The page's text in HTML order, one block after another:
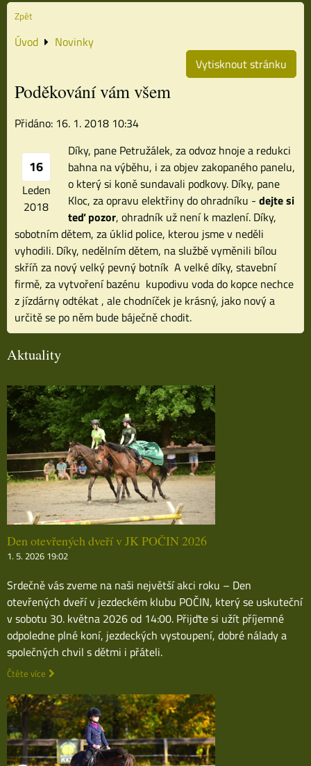
Zpět
Úvod
Novinky
Vytisknout stránku
Poděkování vám všem
Přidáno: 16. 1. 2018 10:34
16
Leden
2018
Díky, pane Petružálek, za odvoz hnoje a redukci
bahna na výběhu, i za objev zakopaného panelu,
o který si koně sundavali podkovy. Díky, pane
Kloc, za opravu elektřiny do ohradníku - dejte si
teď pozor, ohradník už není k mazlení. Díky,
sobotním dětem, za úklid police, kterou jsme v neděli
vyhodili. Díky, nedělním dětem, na službě vyměnili bílou
skříň za nový velký pevný botník A velké díky, stavební
firmě, za vytvoření bazénu kupodivu voda do kopce nechce
z jízdárny odtékat, ale chodníček je krásný, jako nový a
určitě se po něm bude báječně chodit.
Aktuality
Den otevřených dveří v JK POČIN 2026
1. 5. 2026 19:02
Srdečně vás zveme na naši největší akci roku – Den
otevřených dveří v jezdeckém klubu POČIN, který se uskuteční
v sobotu 30. května 2026 od 14:00. Přijďte si užít příjemné
odpoledne plné koní, jezdeckých vystoupení, dobré nálady a
společných chvil s dětmi i přáteli.
Čtěte více